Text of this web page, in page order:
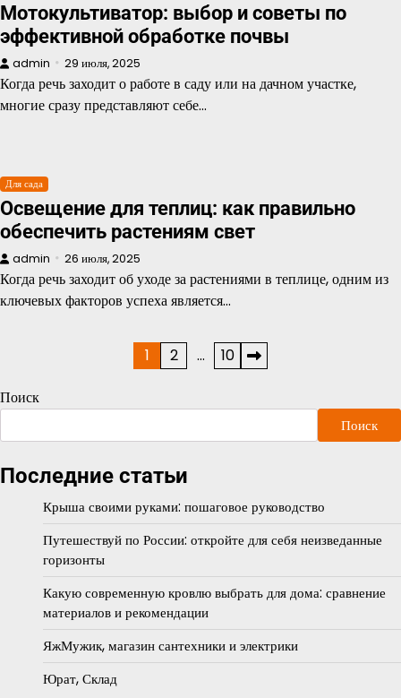
Мотокультиватор: выбор и советы по
эффективной обработке почвы
admin 29 июля, 2025
Когда речь заходит о работе в саду или на дачном участке,
многие сразу представляют себе…
Для сада
Освещение для теплиц: как правильно
обеспечить растениям свет
admin 26 июля, 2025
Когда речь заходит об уходе за растениями в теплице, одним из
ключевых факторов успеха является…
записей
1 2 … 10
Поиск
Поиск
Последние статьи
Крыша своими руками: пошаговое руководство
Путешествуй по России: откройте для себя неизведанные
горизонты
Какую современную кровлю выбрать для дома: сравнение
материалов и рекомендации
ЯжМужик, магазин сантехники и электрики
Юрат, Склад